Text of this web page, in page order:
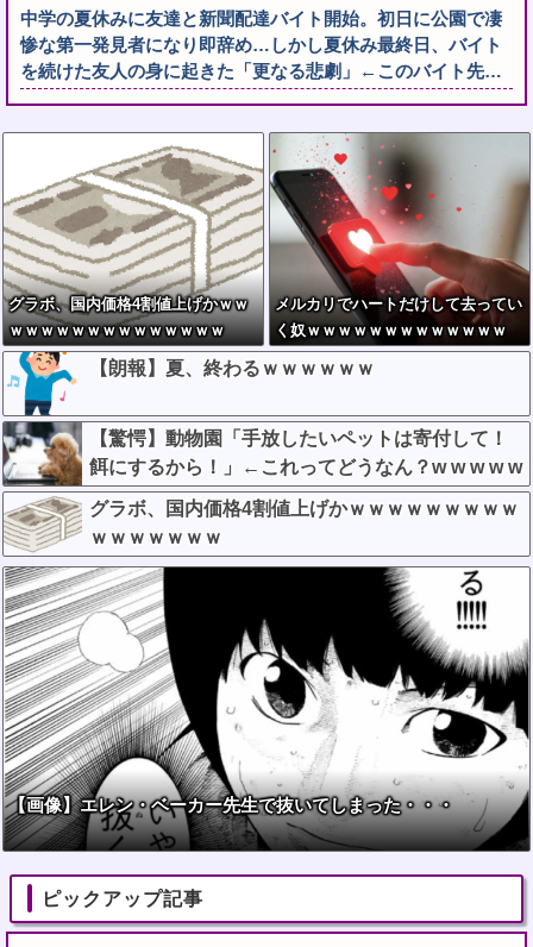
中学の夏休みに友達と新聞配達バイト開始。初日に公園で凄
惨な第一発見者になり即辞め…しかし夏休み最終日、バイト
を続けた友人の身に起きた「更なる悲劇」←このバイト先…
グラボ、国内価格4割値上げかｗｗ
ｗｗｗｗｗｗｗｗｗｗｗｗｗｗ
メルカリでハートだけして去ってい
く奴ｗｗｗｗｗｗｗｗｗｗｗｗｗ
【朗報】夏、終わるｗｗｗｗｗｗ
【驚愕】動物園「手放したいペットは寄付して！
餌にするから！」←これってどうなん？w w w w w
w w w w w
グラボ、国内価格4割値上げかｗｗｗｗｗｗｗｗｗ
ｗｗｗｗｗｗｗ
【画像】エレン・ベーカー先生で抜いてしまった・・・
ピックアップ記事